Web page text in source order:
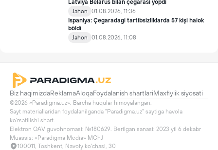
Latviya Belarus bilan çegarasi yopdi
Jahon
01.08.2026, 11:36
Ispaniya: Çegaradagi tartibsizliklarda 57 kişi halok
böldi
Jahon
01.08.2026, 11:08
Biz haqimizdaReklamaAloqaFoydalanish shartlariMaxfiylik siyosati
©2026 «Paradigma.uz». Barcha huqular himoyalangan.
Sayt materiallaridan foydalanilganda "Paradigma.uz" saytiga havola
ko'rsatilishi shart.
Elektron OAV guvohnomasi: №180629. Berilgan sanasi: 2023 yil 6 dekabr
Muassis: «Paradigma Media» MChJ
100011, Toshkent, Navoiy ko'chasi, 30